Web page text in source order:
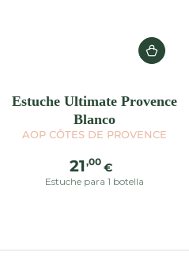
Estuche Ultimate Provence
Blanco
AOP CÔTES DE PROVENCE
Precio
regular
21,00 €
Estuche para 1 botella